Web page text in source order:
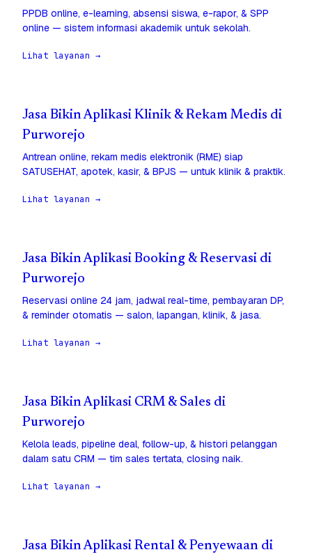
PPDB online, e-learning, absensi siswa, e-rapor, & SPP
online — sistem informasi akademik untuk sekolah.
Lihat layanan →
Jasa Bikin Aplikasi Klinik & Rekam Medis di
Purworejo
Antrean online, rekam medis elektronik (RME) siap
SATUSEHAT, apotek, kasir, & BPJS — untuk klinik & praktik.
Lihat layanan →
Jasa Bikin Aplikasi Booking & Reservasi di
Purworejo
Reservasi online 24 jam, jadwal real-time, pembayaran DP,
& reminder otomatis — salon, lapangan, klinik, & jasa.
Lihat layanan →
Jasa Bikin Aplikasi CRM & Sales di
Purworejo
Kelola leads, pipeline deal, follow-up, & histori pelanggan
dalam satu CRM — tim sales tertata, closing naik.
Lihat layanan →
Jasa Bikin Aplikasi Rental & Penyewaan di